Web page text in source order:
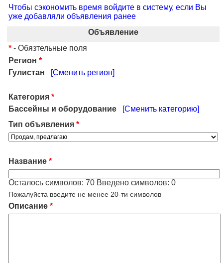
Чтобы сэкономить время войдите в систему, если Вы
уже добавляли объявления ранее
Объявление
* - Обязтельные поля
Регион *
Гулистан
[Сменить регион]
Категория *
Бассейны и оборудование
[Сменить категорию]
Тип объявления *
Название *
Осталось символов: 70 Введено символов: 0
Пожалуйста введите не менее 20-ти символов
Описание *